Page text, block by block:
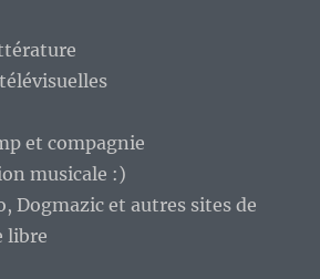
et compagnie
musicale :)
Dogmazic et autres sites de
libre